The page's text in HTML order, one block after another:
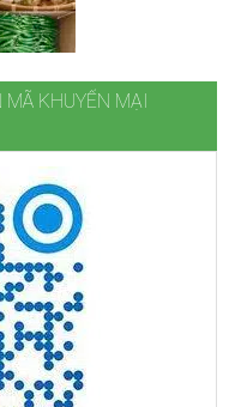
KHUYẾN MẠI